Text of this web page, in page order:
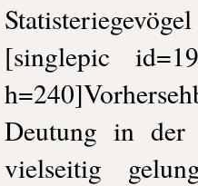
[singlepic
Deutung in der
vielseitig